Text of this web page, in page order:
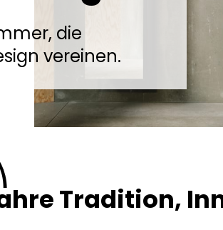
die
vereinen.
Tradition,